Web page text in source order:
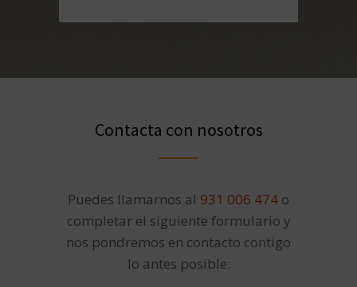
Contacta con nosotros
Puedes llamarnos al 931 006 474 o
completar el siguiente formulario y
nos pondremos en contacto contigo
lo antes posible: